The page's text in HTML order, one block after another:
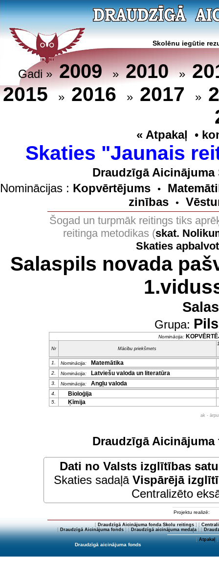
Skolēnu iegūtie
Gadi »2009»2010»
2015 » 2016 » 2017 »
« Atpakaļ •
Skaties "Jaunais
Draudzīgā
Nominācijas : Kopvērtējums •
zinības
•
Šogad un turpmāk reitings tiks
reitinga metodikas (skat.
Skaties
Salaspils novada
Grupa:
Nominācija:
Nr Mācību priekšmets
1. Nominācija: Matemātika
2. Nominācija: Latviešu valoda un literatūra
3. Nominācija: Angļu valoda
4. Bioloģija
5. Ķīmija
ak -
Draudzīgā
Dati no Valsts izglītības
Skaties sadaļā Vispārējā
Centralizēto
Projektu realizē:
[ Draudzīgā Aicinājuma fonda Skolu reitings] [
[Draudzīgā Aicinājuma fonds] [Draudzīgā aicinājuma medaļa] [
[Atpakaļ]
Draudzīgā aicinājuma fonds